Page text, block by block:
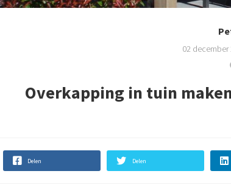
02 december
Overkapping in tuin
Delen Delen